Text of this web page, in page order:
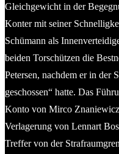
Gleichgewicht in der
Konter mit seiner
Schümann als
beiden Torschützen die
Petersen, nachdem er in der
geschossen“ hatte. Das
Konto von Mirco
Verlagerung von Lennart
Treffer von der